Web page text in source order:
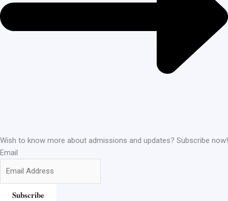
Wish to know more about admissions and updates? Subscribe now!
Email
Subscribe